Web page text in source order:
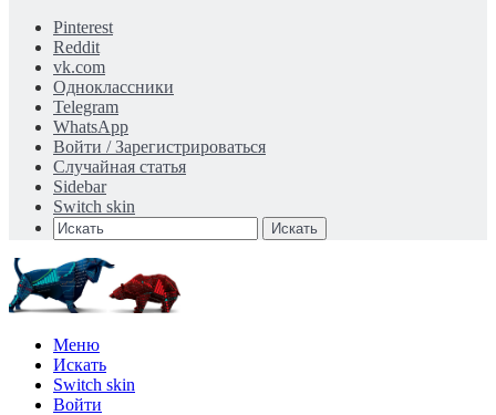
Pinterest
Reddit
vk.com
Одноклассники
Telegram
WhatsApp
Войти / Зарегистрироваться
Случайная статья
Sidebar
Switch skin
Искать
Меню
Искать
Switch skin
Войти